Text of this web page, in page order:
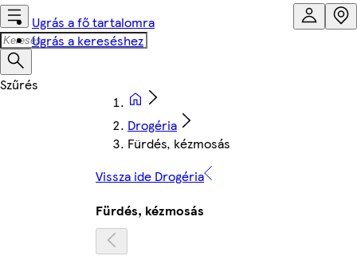
Ugrás a fő tartalomra
Ugrás a kereséshez
Drogéria
Fürdés, kézmosás
Vissza ide Drogéria
Fürdés, kézmosás